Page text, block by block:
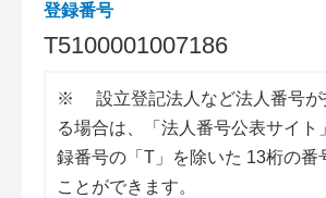
登録番号
T5100001007186
※
設立登記法人など法人番号
る場合は、「法人番号公表サイト
録番号の「T」を除いた 13桁の番
ことができます。